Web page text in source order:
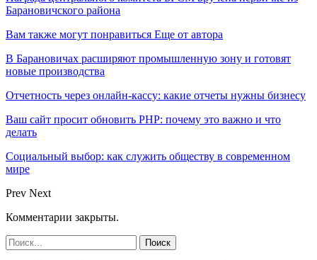
Барановичского района
Вам также могут понравиться Еще от автора
В Барановичах расширяют промышленную зону и готовят
новые производства
Отчетность через онлайн-кассу: какие отчеты нужны бизнесу
Ваш сайт просит обновить PHP: почему это важно и что
делать
Социальный выбор: как служить обществу в современном
мире
Prev Next
Комментарии закрыты.